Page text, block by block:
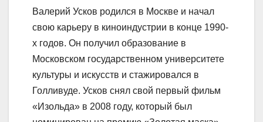
Валерий Усков родился в Москве и начал
свою карьеру в киноиндустрии в конце 1990-
х годов. Он получил образование в
Московском государственном университете
культуры и искусств и стажировался в
Голливуде. Усков снял свой первый фильм
«Изольда» в 2008 году, который был